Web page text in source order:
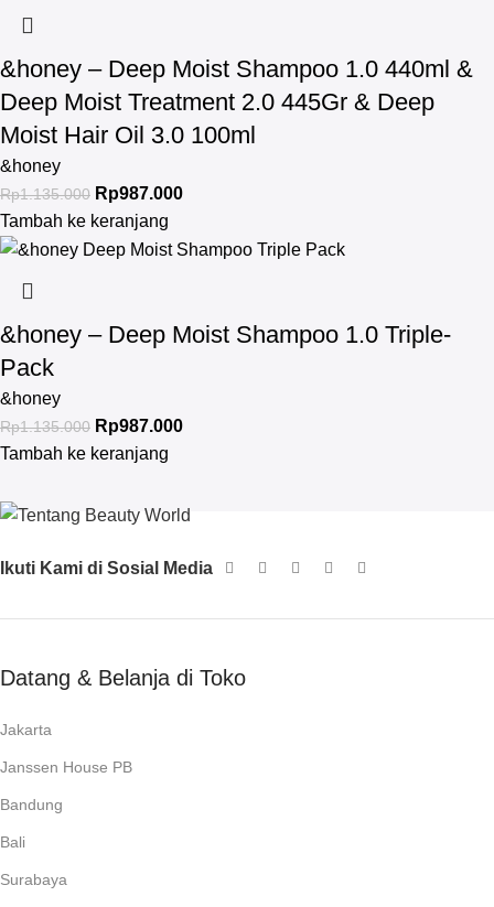
&honey – Deep Moist Shampoo 1.0 440ml &
Deep Moist Treatment 2.0 445Gr & Deep
Moist Hair Oil 3.0 100ml
&honey
Rp1.135.000 Rp987.000
Tambah ke keranjang
&honey – Deep Moist Shampoo 1.0 Triple-
Pack
&honey
Rp1.135.000 Rp987.000
Tambah ke keranjang
Ikuti Kami di Sosial Media
Datang & Belanja di Toko
Jakarta
Janssen House PB
Bandung
Bali
Surabaya